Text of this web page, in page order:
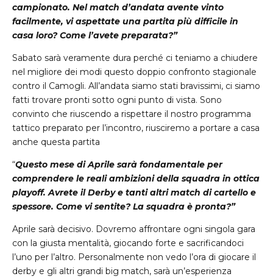
campionato. Nel match d’andata avente vinto
facilmente, vi aspettate una partita più difficile in
casa loro? Come l’avete preparata?”
Sabato sarà veramente dura perché ci teniamo a chiudere
nel migliore dei modi questo doppio confronto stagionale
contro il Camogli. All’andata siamo stati bravissimi, ci siamo
fatti trovare pronti sotto ogni punto di vista. Sono
convinto che riuscendo a rispettare il nostro programma
tattico preparato per l’incontro, riusciremo a portare a casa
anche questa partita
“Questo mese di Aprile sarà fondamentale per
comprendere le reali ambizioni della squadra in ottica
playoff. Avrete il Derby e tanti altri match di cartello e
spessore. Come vi sentite? La squadra è pronta?”
Aprile sarà decisivo. Dovremo affrontare ogni singola gara
con la giusta mentalità, giocando forte e sacrificandoci
l’uno per l’altro. Personalmente non vedo l’ora di giocare il
derby e gli altri grandi big match, sarà un’esperienza